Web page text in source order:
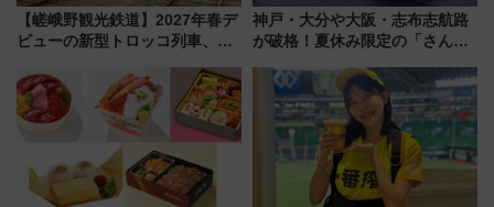
【嵯峨野観光鉄道】2027年春デ
ビューの新型トロッコ列車、い
は2026年で引退
神戸・大分や大阪・志布志航路
が破格！夏休み限定の「さんふ
ート 夕朝食ビュッフェ付きで
快適な船旅はいかが？